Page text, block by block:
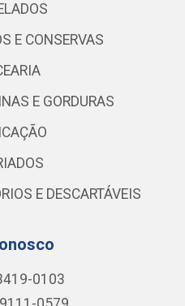
E CONSERVAS
E GORDURAS
E DESCARTÁVEIS
0103